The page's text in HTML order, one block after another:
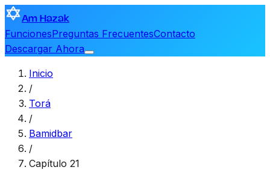
Am Hazak
FuncionesPreguntas FrecuentesContacto
Descargar Ahora
Inicio
/
Torá
/
Bamidbar
/
Capítulo 21